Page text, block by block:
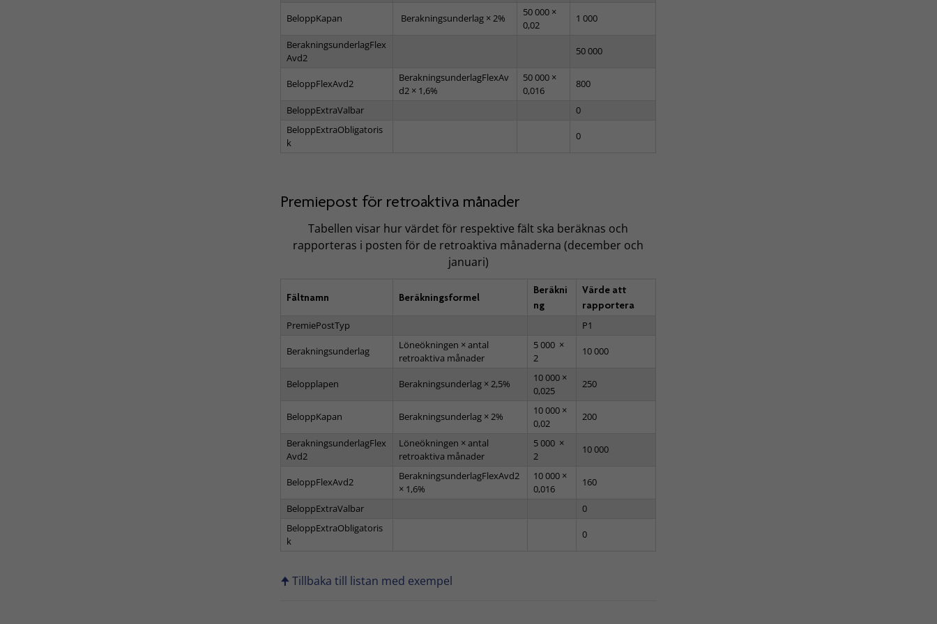
BeloppKapan Berakningsunderlag × 2%
50 000 ×
0,02
1 000
BerakningsunderlagFlex
Avd2
50 000
BeloppFlexAvd2
BerakningsunderlagFlexAv
d2 × 1,6%
50 000 ×
0,016
800
BeloppExtraValbar
0
BeloppExtraObligatoris
k
0
Premiepost för retroaktiva månader
Tabellen visar hur värdet för respektive fält ska beräknas och
rapporteras i posten för de retroaktiva månaderna (december och
januari)
Fältnamn Beräkningsformel
Beräkni
ng
Värde att
rapportera
PremiePostTyp
P1
Berakningsunderlag
Löneökningen × antal
retroaktiva månader
5 000 ×
2
10 000
Belopplapen Berakningsunderlag × 2,5%
10 000 ×
0,025
250
BeloppKapan Berakningsunderlag × 2%
10 000 ×
0,02
200
BerakningsunderlagFlex
Avd2
Löneökningen × antal
retroaktiva månader
5 000 ×
2
10 000
BeloppFlexAvd2
BerakningsunderlagFlexAvd2
× 1,6%
10 000 ×
0,016
160
BeloppExtraValbar
0
BeloppExtraObligatoris
k
0
🠉 Tillbaka till listan med exempel